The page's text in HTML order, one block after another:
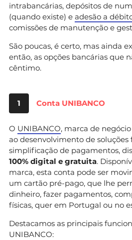
intrabancárias, depósitos de
(quando existe) e adesão a
comissões de manutenção e
São poucas, é certo, mas ainda
então, as opções bancárias que
cêntimo.
1 Conta UNIBANCO
O UNIBANCO, marca de
ao desenvolvimento de soluções
simplificação de pagamentos,
100% digital e gratuita.
marca, esta conta pode ser
um cartão pré-pago, que lhe
dinheiro, fazer pagamentos,
físicas, quer em Portugal ou no
Destacamos as principais
UNIBANCO: